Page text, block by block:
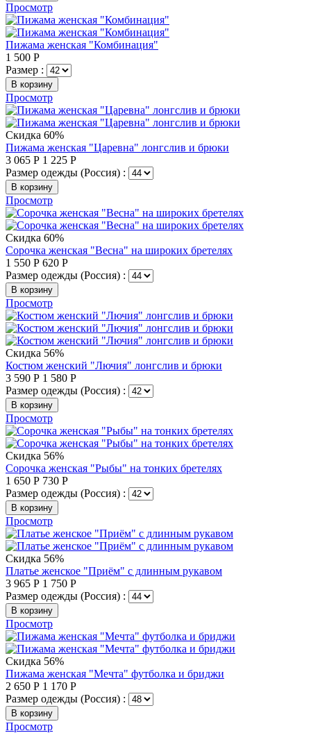
Просмотр
Пижама женская "Комбинация"
1 500 Р
Размер :
В корзину
Просмотр
Скидка 60%
Пижама женская "Царевна" лонгслив и брюки
3 065 Р 1 225 Р
Размер одежды (Россия) :
В корзину
Просмотр
Скидка 60%
Сорочка женская "Весна" на широких бретелях
1 550 Р 620 Р
Размер одежды (Россия) :
В корзину
Просмотр
Скидка 56%
Костюм женский "Лючия" лонгслив и брюки
3 590 Р 1 580 Р
Размер одежды (Россия) :
В корзину
Просмотр
Скидка 56%
Сорочка женская "Рыбы" на тонких бретелях
1 650 Р 730 Р
Размер одежды (Россия) :
В корзину
Просмотр
Скидка 56%
Платье женское "Приём" с длинным рукавом
3 965 Р 1 750 Р
Размер одежды (Россия) :
В корзину
Просмотр
Скидка 56%
Пижама женская "Мечта" футболка и бриджи
2 650 Р 1 170 Р
Размер одежды (Россия) :
В корзину
Просмотр